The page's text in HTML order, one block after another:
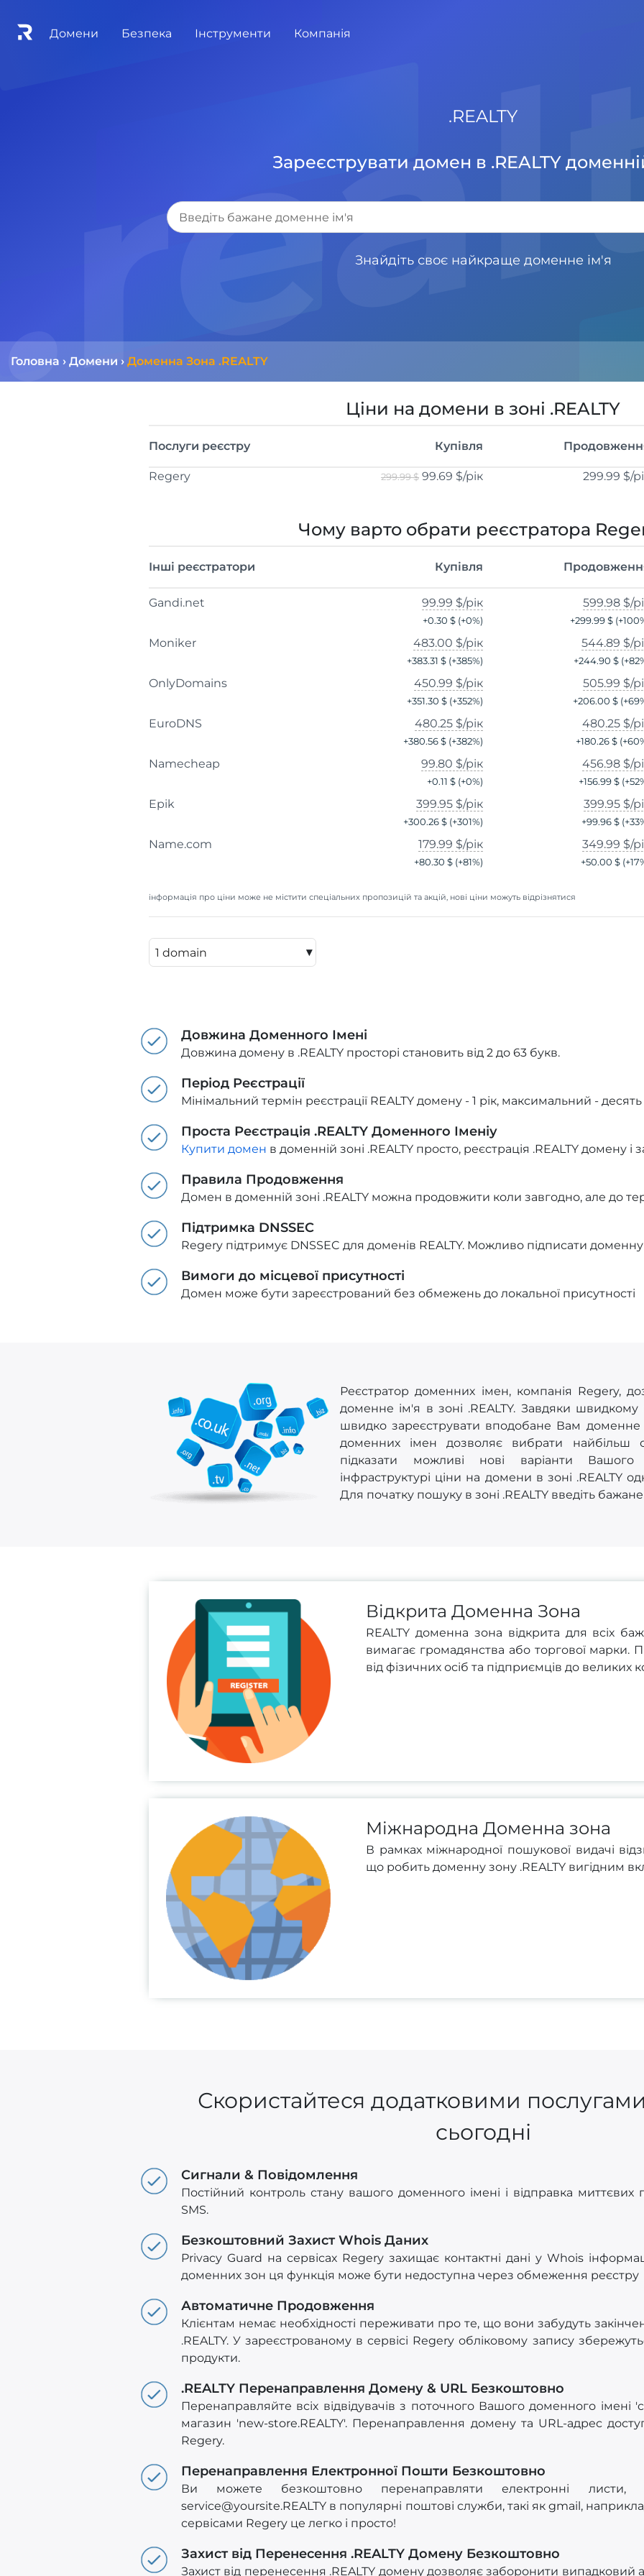
Домени Безпека Інструменти Компанія
.REALTY
Зареєструвати домен в .REALTY
Знайдіть своє найкраще доменне ім'я
Головна › Домени › Доменна Зона .REALTY
Ціни на домени в зоні .REALTY
Послуги реєстру Купівля
Regery 299.99 $ 99.69 $/рік 299.99 $/
Чому варто обрати реєстратора
Інші реєстратори Купівля
Gandi.net 99.99 $/рік
+0.30 $ (+0%)
599.98 $/
+299.99 $(+100
Moniker 483.00 $/рік
+383.31 $ (+385%)
544.89 $/
+244.90 $(+82
OnlyDomains 450.99 $/рік
+351.30 $ (+352%)
505.99 $/
+206.00 $(+69
EuroDNS 480.25 $/рік
+380.56 $ (+382%)
480.25 $/
+180.26 $(+60
Namecheap 99.80 $/рік
+0.11 $ (+0%)
456.98 $/
+156.99 $(+52
Epik 399.95 $/рік
+300.26 $ (+301%)
399.95 $/
+99.96 $(+33
Name.com 179.99 $/рік
+80.30 $ (+81%)
349.99 $/
+50.00 $(+17
інформація про ціни може не містити спеціальних пропозицій та акцій, нові ціни можуть відрізнятися
▾
Довжина Доменного Імені
Довжина домену в .REALTY просторі становить від 2 до 63 букв.
Період Реєстрації
Мінімальний термін реєстрації REALTY домену - 1 рік, максимальний - десять
Проста Реєстрація .REALTY Доменного Іменіу
Купити домен в доменній зоні .REALTY просто, реєстрація .REALTY домену і
Правила Продовження
Домен в доменній зоні .REALTY можна продовжити коли завгодно, але до
Підтримка DNSSEC
Regery підтримує DNSSEC для доменів REALTY. Можливо підписати доменну
Вимоги до місцевої присутності
Домен може бути зареєстрований без обмежень до локальної присутності
Реєстратор доменних імен, компанія Regery,
доменне ім'я в зоні .REALTY. Завдяки
швидко зареєструвати вподобане Вам доменне
доменних імен дозволяє вибрати найбільш
підказати можливі нові варіанти Вашого
інфраструктурі ціни на домени в зоні .REALTY
Для початку пошуку в зоні .REALTY введіть
Відкрита Доменна Зона
REALTY доменна зона відкрита для всіх
вимагає громадянства або торгової марки.
від фізичних осіб та підприємців до великих
Міжнародна Доменна зона
В рамках міжнародної пошукової видачі
що робить доменну зону .REALTY вигідним
Скористайтеся додатковими
сьогодні
Сигнали & Повідомлення
Постійний контроль стану вашого доменного імені і відправка
SMS.
Безкоштовний Захист Whois Даних
Privacy Guard на сервісах Regery захищає контактні дані у Whois
доменних зон ця функція може бути недоступна через обмеження реєстру
Автоматичне Продовження
Клієнтам немає необхідності переживати про те, що вони забудуть
.REALTY. У зареєстрованому в сервісі Regery обліковому запису
продукти.
.REALTY Перенаправлення Домену & URL Безкоштовно
Перенаправляйте всіх відвідувачів з поточного Вашого доменного імені
магазин 'new-store.REALTY'. Перенаправлення домену та URL-адрес
Regery.
Перенаправлення Електронної Пошти Безкоштовно
Ви можете безкоштовно перенаправляти електронні
service@yoursite.REALTY в популярні поштові служби, такі як gmail,
сервісами Regery це легко і просто!
Захист від Перенесення .REALTY Домену Безкоштовно
Захист від перенесення .REALTY домену дозволяє заборонити